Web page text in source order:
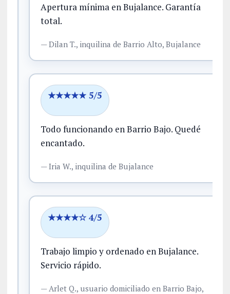
Apertura mínima en Bujalance. Garantía
total.
—Dilan T., inquilina de Barrio Alto, Bujalance
★★★★★ 5/5
Todo funcionando en Barrio Bajo. Quedé
encantado.
—Iria W., inquilina de Bujalance
★★★★☆ 4/5
Trabajo limpio y ordenado en Bujalance.
Servicio rápido.
—Arlet Q., usuario domiciliado en Barrio Bajo,